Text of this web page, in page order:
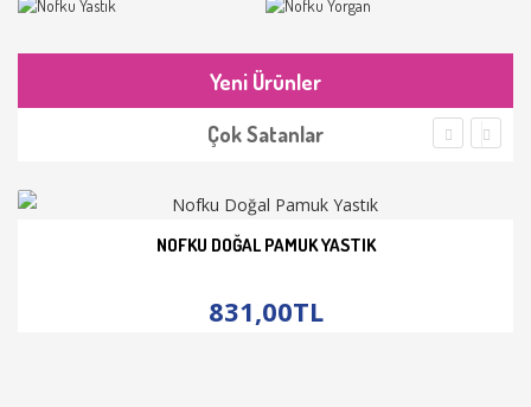
Yeni Ürünler
Çok Satanlar
NOFKU DOĞAL PAMUK YASTIK
831,00TL